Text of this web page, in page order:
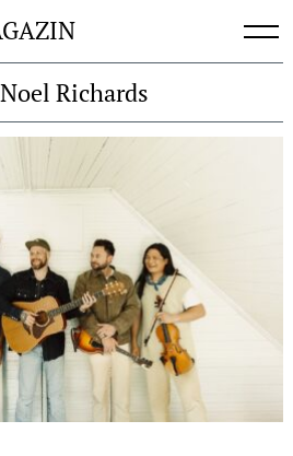
Richards